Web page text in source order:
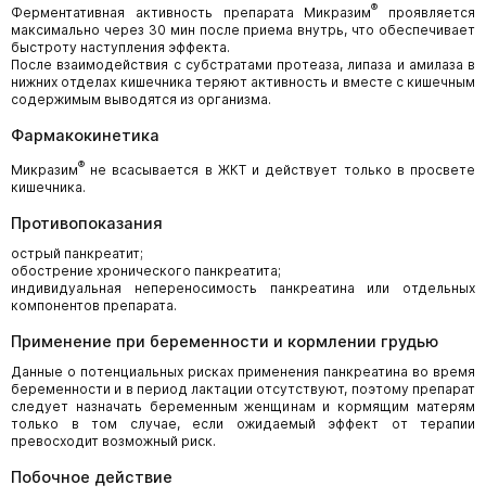
Ферментативная активность препарата Микразим®
проявляется
максимально через 30 мин после приема внутрь, что обеспечивает
быстроту наступления эффекта.
После взаимодействия с субстратами протеаза, липаза и амилаза в
нижних отделах кишечника теряют активность и вместе с кишечным
содержимым выводятся из организма.
Фармакокинетика
Микразим® не всасывается в ЖКТ и действует только в просвете
кишечника.
Противопоказания
острый панкреатит;
обострение хронического панкреатита;
индивидуальная непереносимость панкреатина или отдельных
компонентов препарата.
Применение при беременности и кормлении грудью
Данные о потенциальных рисках применения панкреатина во время
беременности и в период лактации отсутствуют, поэтому препарат
следует назначать беременным женщинам и кормящим матерям
только в том случае, если ожидаемый эффект от терапии
превосходит возможный риск.
Побочное действие